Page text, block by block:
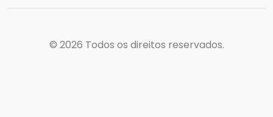
© 2026 Todos os direitos reservados.